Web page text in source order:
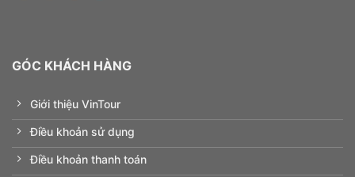
GÓC KHÁCH HÀNG
Giới thiệu VinTour
Điều khoản sử dụng
Điều khoản thanh toán